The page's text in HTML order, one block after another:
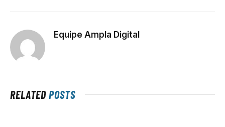
Equipe Ampla Digital
RELATEDPOSTS